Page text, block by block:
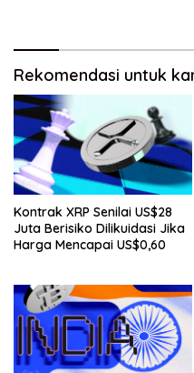
Rekomendasi untuk
Kontrak XRP Senilai US$28
Juta Berisiko Dilikuidasi Jika
Harga Mencapai US$0,60